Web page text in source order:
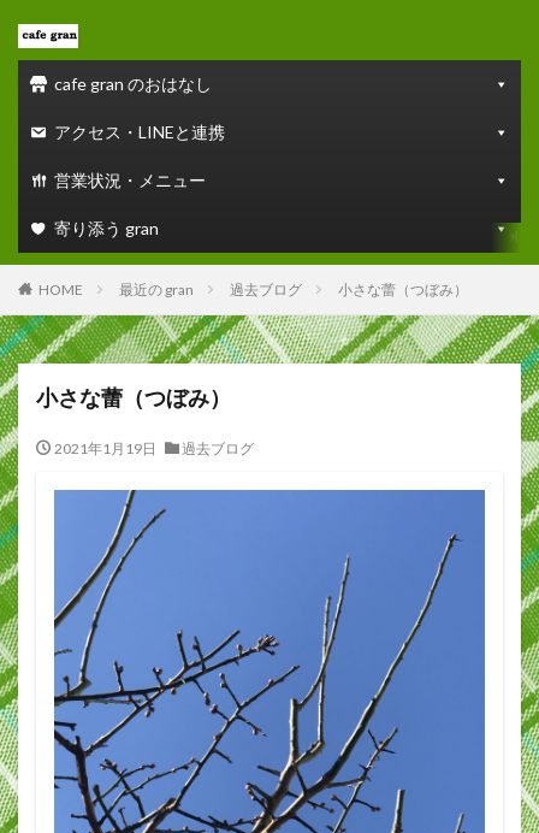
cafe gran のおはなし
アクセス・LINEと連携
営業状況・メニュー
寄り添う gran
HOME 最近の gran 過去ブログ 小さな蕾（つぼみ）
小さな蕾（つぼみ）
2021年1月19日 過去ブログ